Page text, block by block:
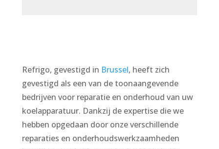
Refrigo, gevestigd in Brussel, heeft zich
gevestigd als een van de toonaangevende
bedrijven voor reparatie en onderhoud van uw
koelapparatuur. Dankzij de expertise die we
hebben opgedaan door onze verschillende
reparaties en onderhoudswerkzaamheden